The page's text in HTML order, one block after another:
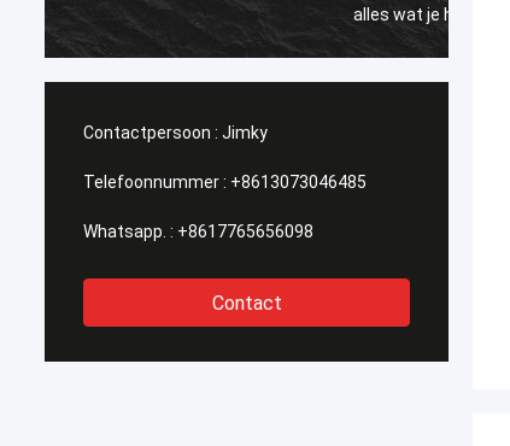
alles wat je hebt gedaan..
Contactpersoon : Jimky
Telefoonnummer : +8613073046485
Whatsapp. : +8617765656098
Contact